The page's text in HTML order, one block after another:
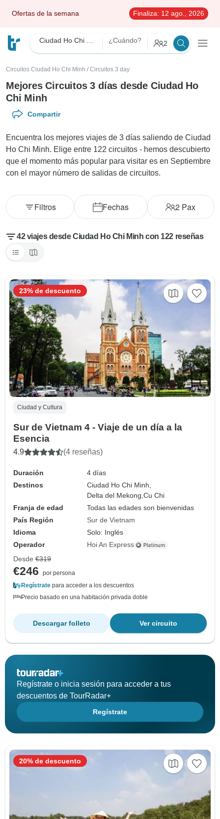
Ofertas de la semana Finaliza: 12 ago., 2026
¿Cuándo? 2
Circuitos Ciudad Ho Chi Minh / Circuitos 3 day
Mejores Circuitos 3 días desde Ciudad Ho
Chi Minh
Compartir
Encuentra los mejores viajes de 3 días saliendo de Ciudad
Ho Chi Minh. Elige entre 122 circuitos - hemos descubierto
que el momento más popular para visitar es en Septiembre
con el mayor número de salidas de circuitos.
Fechas 2 Pax
Filtros
42 viajes desde Ciudad Ho Chi Minh con 122 reseñas
Ciudad y Cultura
Sur de Vietnam 4 - Viaje de un día a la
Esencia
4.9 (4 reseñas)
Duración
4 días
Destinos
Ciudad Ho Chi Minh,
Delta del Mekong,Cu Chi
Franja de edad
Todas las edades son bienvenidas
País Región
Sur de Vietnam
Idioma
Solo: Inglés
Operador
Hoi An Express
23% de descuento
Desde €319
€246
por persona
Regístrate para acceder a los descuentos
Precio basado en una habitación privada doble
Ver circuito
Descargar folleto
Regístrate o inicia sesión para acceder a tus
descuentos de TourRadar+
Regístrate
20% de descuento